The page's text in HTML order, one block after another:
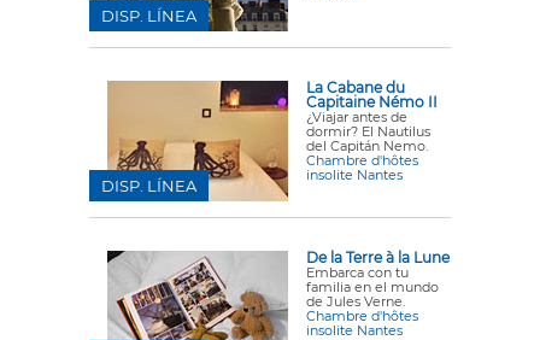
DISP. LÍNEA
La Cabane du
Capitaine Némo II
¿Viajar antes de
dormir? El Nautilus
del Capitán Nemo.
Chambre d'hôtes
insolite Nantes
DISP. LÍNEA
De la Terre à la Lune
Embarca con tu
familia en el mundo
de Jules Verne.
Chambre d'hôtes
insolite Nantes